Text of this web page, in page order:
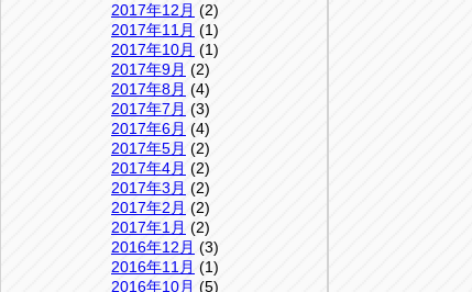
2017年12月 (2)
2017年11月 (1)
2017年10月 (1)
2017年9月 (2)
2017年8月 (4)
2017年7月 (3)
2017年6月 (4)
2017年5月 (2)
2017年4月 (2)
2017年3月 (2)
2017年2月 (2)
2017年1月 (2)
2016年12月 (3)
2016年11月 (1)
2016年10月 (5)